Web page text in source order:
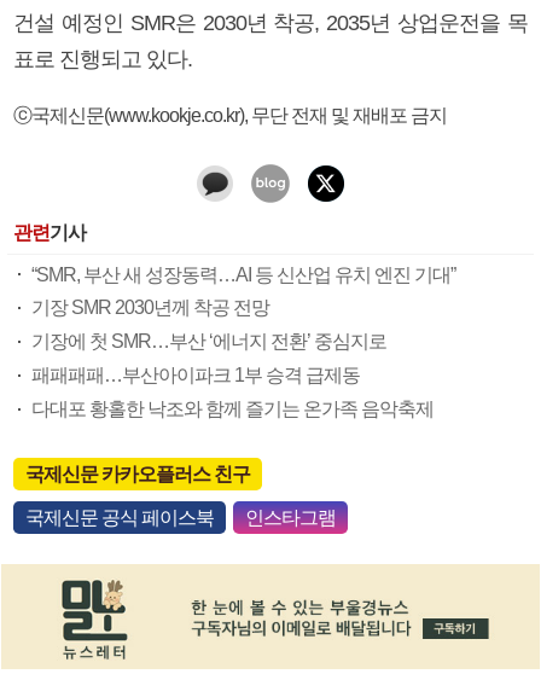
건설 예정인 SMR은 2030년 착공, 2035년 상업운전을 목
표로 진행되고 있다.
ⓒ국제신문(www.kookje.co.kr), 무단 전재 및 재배포 금지
관련기사
“SMR, 부산 새 성장동력…AI 등 신산업 유치 엔진 기대”
기장 SMR 2030년께 착공 전망
기장에 첫 SMR…부산 ‘에너지 전환’ 중심지로
패패패패…부산아이파크 1부 승격 급제동
다대포 황홀한 낙조와 함께 즐기는 온가족 음악축제
국제신문 카카오플러스 친구
국제신문 공식 페이스북 인스타그램